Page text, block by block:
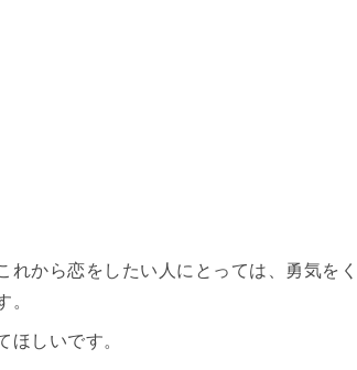
から恋をしたい人にとっては、勇気をく
しいです。